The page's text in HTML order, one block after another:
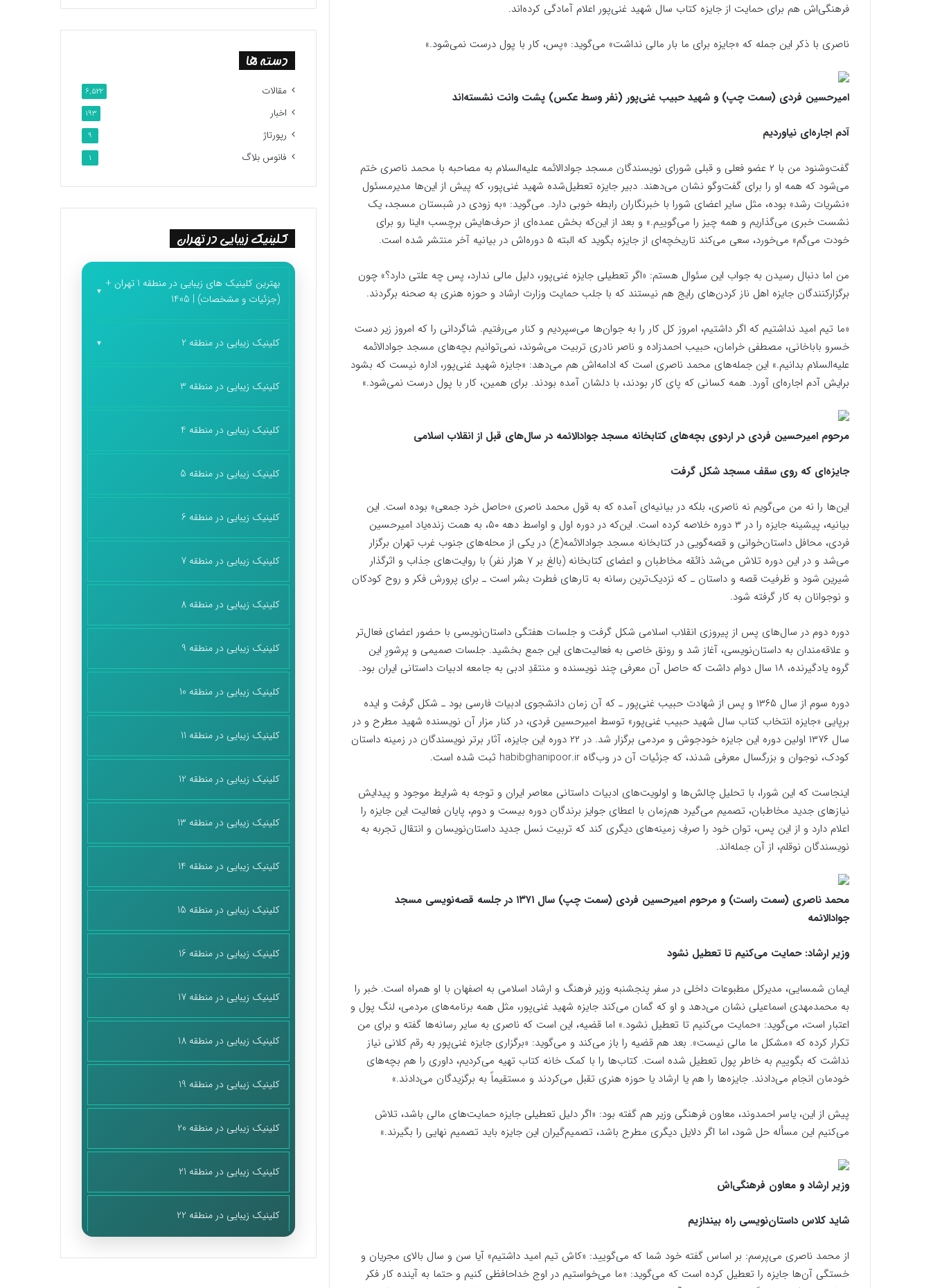
فرهنگی‌اش هم برای حمایت از جایزه کتاب سال شهید غنی‌پور اعلام آمادگی کرده‌اند.
ناصری با ذکر این جمله که «جایزه برای ما بار مالی نداشت» می‌گوید: «پس، کار با پول درست نمی‌شود.»
امیرحسین فردی (سمت چپ) و شهید حبیب غنی‌پور (نفر وسط عکس) پشت وانت نشسته‌اند
آدم اجاره‌ای نیاوردیم
گفت‌وشنود من با ۲ عضو فعلی و قبلی شورای نویسندگان مسجد جوادالائمه علیه‌السلام به مصاحبه با محمد ناصری ختم
می‌شود که همه او را برای گفت‌وگو نشان می‌دهند. دبیر جایزه تعطیل‌شده شهید غنی‌پور، که پیش از این‌ها مدیرمسئول
«نشریات رشد» بوده، مثل سایر اعضای شورا با خبرنگاران رابطه خوبی دارد. می‌گوید: «به زودی در شبستان مسجد، یک
نشست خبری می‌گذاریم و همه چیز را می‌گوییم.» و بعد از این‌که بخش عمده‌ای از حرف‌هایش برچسب «اینا رو برای
خودت می‌گم» می‌خورد، سعی می‌کند تاریخچه‌ای از جایزه بگوید که البته ۵ دوره‌اش در بیانیه آخر منتشر شده است.
من اما دنبال رسیدن به جواب این سئوال هستم: «اگر تعطیلی جایزه غنی‌پور، دلیل مالی ندارد، پس چه علتی دارد؟» چون
برگزارکنندگان جایزه اهل ناز کردن‌های رایج هم نیستند که با جلب حمایت وزارت ارشاد و حوزه هنری به صحنه برگردند.
«ما تیم امید نداشتیم که اگر داشتیم، امروز کل کار را به جوان‌ها می‌سپردیم و کنار می‌رفتیم. شاگردانی را که امروز زیر دست
خسرو باباخانی، مصطفی خرامان، حبیب احمدزاده و ناصر نادری تربیت می‌شوند، نمی‌توانیم بچه‌های مسجد جوادالائمه
علیه‌السلام بدانیم.» این جمله‌های محمد ناصری است که ادامه‌اش هم می‌دهد: «جایزه شهید غنی‌پور، اداره نیست که بشود
برایش آدم اجاره‌ای آورد. همه کسانی که پای کار بودند، با دلشان آمده بودند. برای همین، کار با پول درست نمی‌شود.»
مرحوم امیرحسین فردی در اردوی بچه‌های کتابخانه مسجد جوادالائمه در سال‌های قبل از انقلاب اسلامی
جایزه‌ای که روی سقف مسجد شکل گرفت
این‌ها را نه من می‌گویم نه ناصری، بلکه در بیانیه‌ای آمده که به قول محمد ناصری «حاصل خرد جمعی» بوده است. این
بیانیه، پیشینه جایزه را در ۳ دوره خلاصه کرده است. این‌که در دوره اول و اواسط دهه ۵۰، به همت زنده‌یاد امیر‌حسین
فردی، محافل داستان‌خوانی و قصه‌گویی در کتابخانه مسجد جواد‌الائمه(ع) در یکی از محله‌های جنوب غرب تهران برگزار
می‌شد و در این دوره تلاش می‌شد ذائقه مخاطبان و اعضای کتابخانه (بالغ بر ۷ هزار نفر) با روایت‌های جذاب و اثر‌گذار
شیرین شود و ظرفیت قصه و داستان ـ که نزدیک‌ترین رسانه به تارهای فطرت بشر است ـ برای پرورش فکر و روح کودکان
و نوجوانان به کار گرفته شود.
دوره دوم در سال‌های پس از پیروزی انقلاب اسلامی شکل گرفت و جلسات هفتگی داستان‌نویسی با حضور اعضای فعال‌تر
و علاقه‌مندان به داستان‌نویسی، آغاز شد و رونق خاصی به فعالیت‌های این جمع بخشید. جلسات صمیمی و پر‌شورِ این
گروه یاد‌گیرنده، ۱۸ سال دوام داشت که حاصل آن معرفی چند نویسنده و منتقدِ ادبی به جامعه ادبیات داستانی ایران بود.
دوره سوم از سال ۱۳۶۵ و پس از شهادت حبیب غنی‌پور ـ که آن زمان دانشجوی ادبیات فارسی بود ـ شکل گرفت و ایده
برپایی «جایزه انتخاب کتاب سال شهید حبیب غنی‌پور» توسط امیر‌حسین فردی، در کنار مزار آن نویسنده شهید مطرح و در
سال ۱۳۷۶ اولین دوره این جایزه خود‌جوش و مردمی برگزار شد. در ۲۲ دوره این جایزه، آثار برتر نویسندگان در زمینه داستان
کودک، نوجوان و بزرگسال معرفی شدند، که جزئیات آن در وب‌گاه habibghanipoor.ir ثبت شده است.
اینجاست که این شورا، با تحلیل چالش‌ها و اولویت‌های ادبیات داستانی معاصر ایران و توجه به شرایط موجود و پیدایش
نیازهای جدید مخاطبان، تصمیم می‌گیرد هم‌زمان با اعطای جوایز برندگان دوره بیست‌ و‌ دوم، پایان فعالیت این جایزه را
اعلام دارد و از این پس، توان خود را صرفِ زمینه‌های دیگری کند که تربیت نسل جدید داستان‌نویسان و انتقال تجربه‌ به
نویسندگان نو‌قلم، از آن جمله‌اند.
محمد ناصری (سمت راست) و مرحوم امیرحسین فردی (سمت چپ) سال ۱۳۷۱ در جلسه قصه‌نویسی مسجد
جوادالائمه
وزیر ارشاد: حمایت می‌کنیم تا تعطیل نشود
ایمان شمسایی، مدیرکل مطبوعات داخلی در سفر پنجشنبه وزیر فرهنگ و ارشاد اسلامی به اصفهان با او همراه است. خبر را
به محمدمهدی اسماعیلی نشان می‌دهد و او که گمان می‌کند جایزه شهید غنی‌پور، مثل همه برنامه‌های مردمی، لنگ پول و
اعتبار است، می‌گوید: «حمایت می‌کنیم تا تعطیل نشود.» اما قضیه، این است که ناصری به سایر رسانه‌ها گفته و برای من
تکرار کرده که «مشکل ما مالی نیست». بعد هم قضیه را باز می‌کند و می‌گوید: «برگزاری جایزه غنی‌پور به رقم کلانی نیاز
نداشت که بگوییم به خاطر پول تعطیل شده است. کتاب‌ها را با کمک خانه کتاب تهیه می‌کردیم، داوری را هم بچه‌های
خودمان انجام می‌دادند. جایزه‌ها را هم یا ارشاد یا حوزه هنری تقبل می‌کردند و مستقیماً به برگزیدگان می‌دادند.»
پیش از این، یاسر احمدوند، معاون فرهنگی وزیر هم گفته بود: «اگر دلیل تعطیلی جایزه حمایت‌های مالی باشد، تلاش
می‌کنیم این مسأله حل شود، اما اگر دلایل دیگری مطرح باشد، تصمیم‌گیران این جایزه باید تصمیم نهایی را بگیرند.»
وزیر ارشاد و معاون فرهنگی‌اش
شاید کلاس داستان‌نویسی راه بیندازیم
از محمد ناصری می‌پرسم: بر اساس گفته خود شما که می‌گویید: «کاش تیم امید داشتیم» آیا سن و سال بالای مجریان و
خستگی آن‌ها جایزه را تعطیل کرده است که می‌گوید: «ما می‌خواستیم در اوج خداحافظی کنیم و حتما به آینده کار فکر
دسته ها
مقالات 6,522
اخبار 193
رپورتاژ 9
فانوس بلاگ 1
کلینیک زیبایی در تهران
بهترین کلینیک های زیبایی در منطقه 1 تهران +
(جزئیات و مشخصات) | 1405
کلینیک زیبایی در منطقه 2
کلینیک زیبایی در منطقه 3
کلینیک زیبایی در منطقه 4
کلینیک زیبایی در منطقه 5
کلینیک زیبایی در منطقه 6
کلینیک زیبایی در منطقه 7
کلینیک زیبایی در منطقه 8
کلینیک زیبایی در منطقه 9
کلینیک زیبایی در منطقه 10
کلینیک زیبایی در منطقه 11
کلینیک زیبایی در منطقه 12
کلینیک زیبایی در منطقه 13
کلینیک زیبایی در منطقه 14
کلینیک زیبایی در منطقه 15
کلینیک زیبایی در منطقه 16
کلینیک زیبایی در منطقه 17
کلینیک زیبایی در منطقه 18
کلینیک زیبایی در منطقه 19
کلینیک زیبایی در منطقه 20
کلینیک زیبایی در منطقه 21
کلینیک زیبایی در منطقه 22